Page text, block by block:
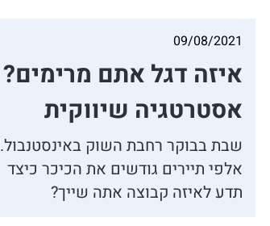
09/08/2021
איזה דגל אתם מרימים?
אסטרטגיה שיווקית
שבת בבוקר רחבת השוק באינסטנבול.
אלפי תיירים גודשים את הכיכר כיצד
תדע לאיזה קבוצה אתה שייך?